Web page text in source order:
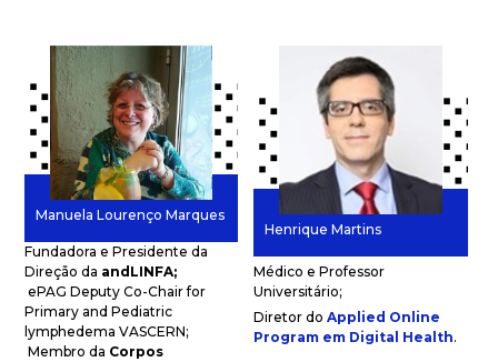
Manuela Lourenço Marques
Fundadora e Presidente da
Direção da andLINFA;
ePAG Deputy Co-Chair for
Primary and Pediatric
lymphedema VASCERN;
Membro da Corpos
Henrique Martins
Médico e Professor
Universitário;
Diretor doApplied Online
Program em Digital Health.